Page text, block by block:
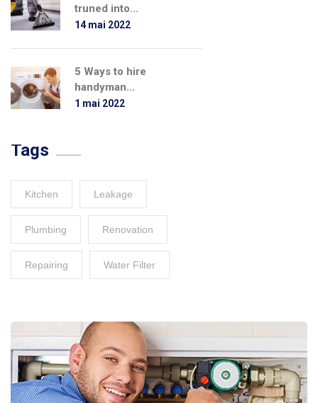
truned into...
14 mai 2022
5 Ways to hire
handyman...
1 mai 2022
Tags
Kitchen Leakage
Plumbing Renovation
Repairing Water Filter